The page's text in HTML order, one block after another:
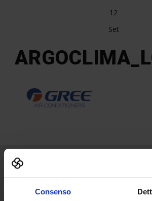
Consenso
12
Set